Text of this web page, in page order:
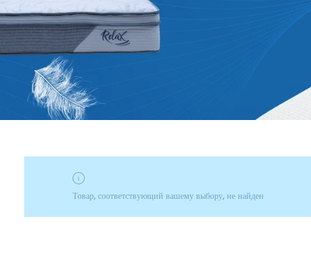
Товар, соответствующий вашему выбору, не найден